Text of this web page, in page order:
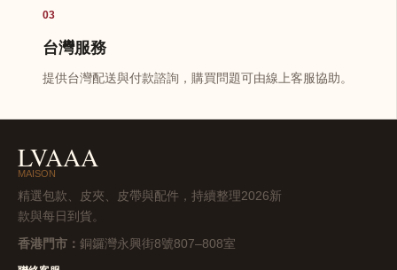
03
台灣服務
提供台灣配送與付款諮詢，購買問題可由線上客服協助。
LVAAA
MAISON
精選包款、皮夾、皮帶與配件，持續整理2026新
款與每日到貨。
香港門市： 銅鑼灣永興街8號807–808室